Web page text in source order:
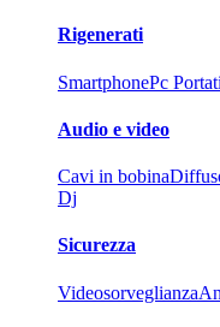
Rigenerati
SmartphonePc
Audio e video
Cavi in bobina
Dj
Sicurezza
Videosorveglianza